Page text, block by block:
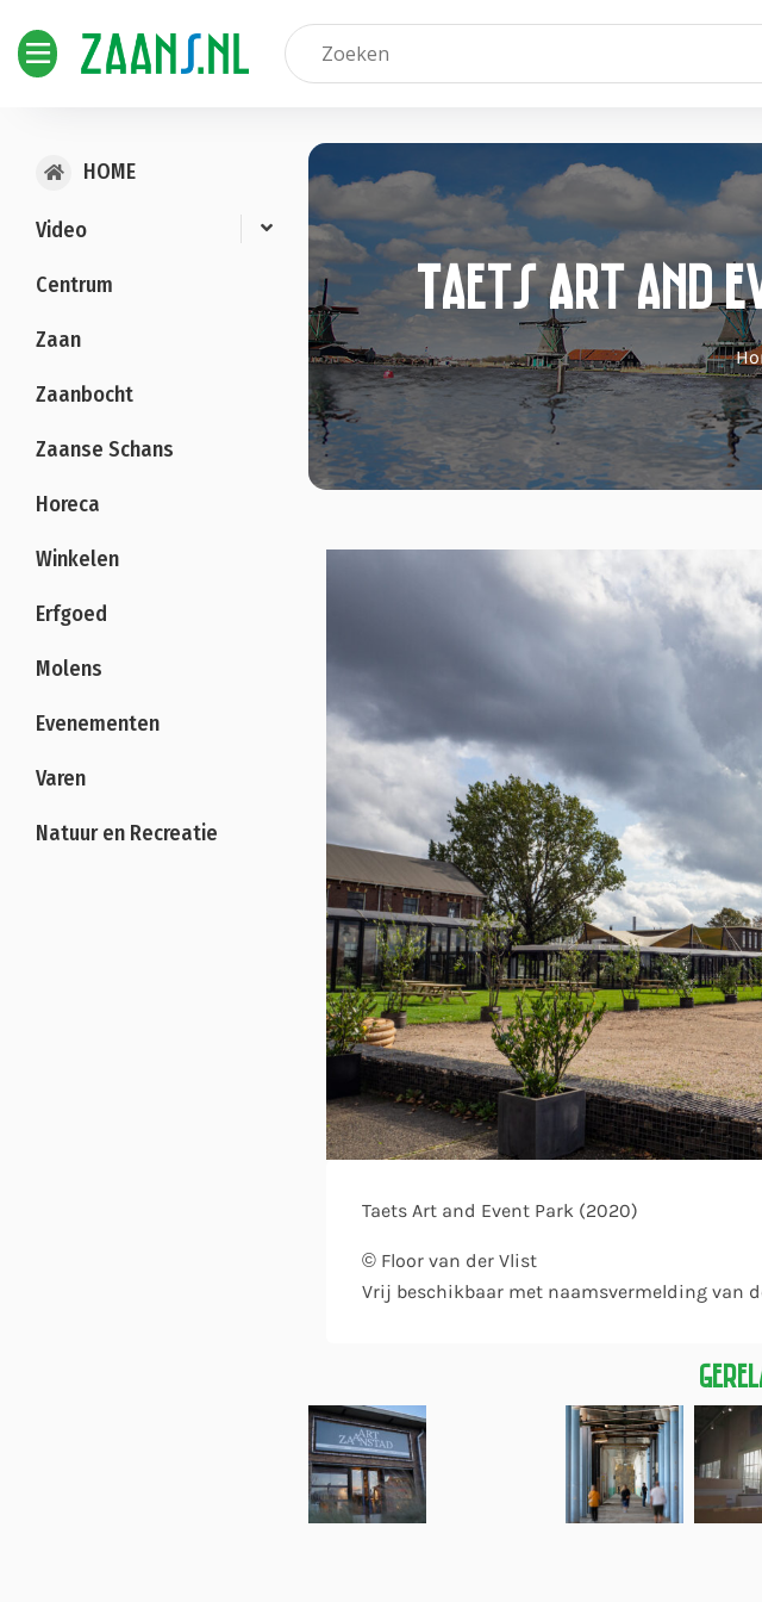
HOME
Video
Centrum
Zaan
Zaanbocht
Zaanse Schans
Horeca
Winkelen
Erfgoed
Molens
Evenementen
Varen
Natuur en Recreatie
Taets Art and
Taets Art and Event Park (2020)
© Floor van der Vlist
Vrij beschikbaar met naamsvermelding van